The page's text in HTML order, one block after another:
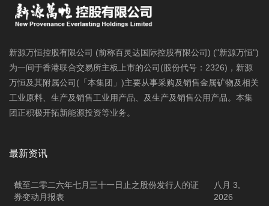
新源万恒控股有限公司 (前称百灵达国际控股有限公司) ("新源万恒")
为一间于香港联合交易所主板上市的公司(股份代号：2326)，新源
万恒及其附属公司(「本集团」)主要从事采购及销售金属矿物及相关
工业原料、生产及销售工业用产品、及生产及销售公用产品。本集
团正积极开拓新能源投资等业务。
最新资讯
截至二零二六年七月三十一日止之股份发行人的证
券变动月报表
八月 3,
2026